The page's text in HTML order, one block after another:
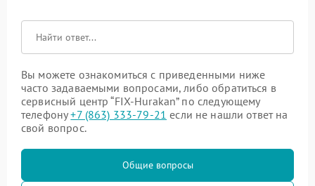
Вы можете ознакомиться с приведенными ниже
часто задаваемыми вопросами, либо обратиться в
сервисный центр “FIX-Hurakan” по следующему
телефону+7 (863) 333-79-21 если не нашли ответ на
свой вопрос.
Общие вопросы